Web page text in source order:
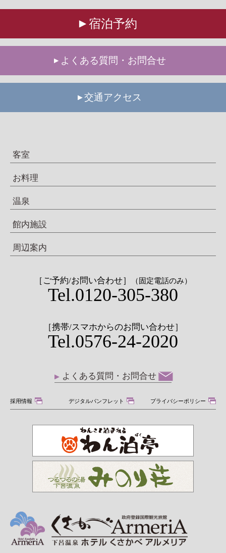
宿泊予約
よくある質問・お問合せ
交通アクセス
客室
お料理
温泉
館内施設
周辺案内
［ご予約/お問い合わせ］ （固定電話のみ）
Tel.0120-305-380
［携帯/スマホからのお問い合わせ］
Tel.0576-24-2020
よくある質問・お問合せ
採用情報 デジタルパンフレット プライバシーポリシー